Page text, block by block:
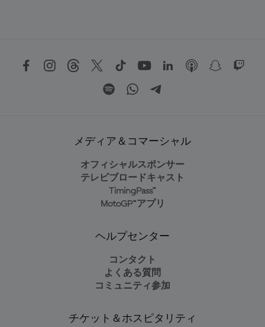
メディア＆コマーシャル
オフィシャルスポンサー
テレビブロードキャスト
TimingPass™
MotoGP™アプリ
ヘルプセンター
コンタクト
よくある質問
コミュニティ参加
チケット＆ホスピタリティ